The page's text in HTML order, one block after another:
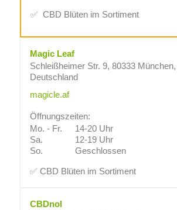
✅ CBD Blüten im Sortiment
Magic Leaf
Schleißheimer Str. 9, 80333 München,
Deutschland
magicle.af
Öffnungszeiten:
Mo. - Fr.
14-20 Uhr
Sa.
12-19 Uhr
So.
Geschlossen
✅ CBD Blüten im Sortiment
CBDnol